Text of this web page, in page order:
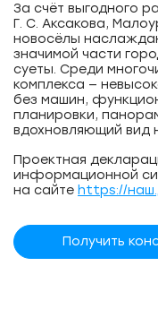
За счёт выгодного
Г. С. Аксакова,
новосёлы
значимой части
суеты. Среди
комплекса —
без машин,
планировки,
вдохновляющий вид
Проектная
информационной
на сайте https://
Получить